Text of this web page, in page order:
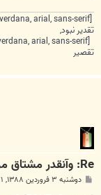
تقدیر نبود,
تقصیر
Re: وآنقدر مشتاق مردن شدم
دوشنبه ۳ فروردین ۱۳۸۸, ۵:۳۱ ق.ظ